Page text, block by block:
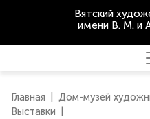
Вятский
имени В. М. и
Главная Дом-музей
Выставки